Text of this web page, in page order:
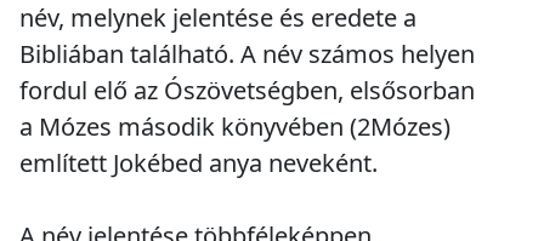
név, melynek jelentése és eredete a
Bibliában található. A név számos helyen
fordul elő az Ószövetségben, elsősorban
a Mózes második könyvében (2Mózes)
említett Jokébed anya neveként.